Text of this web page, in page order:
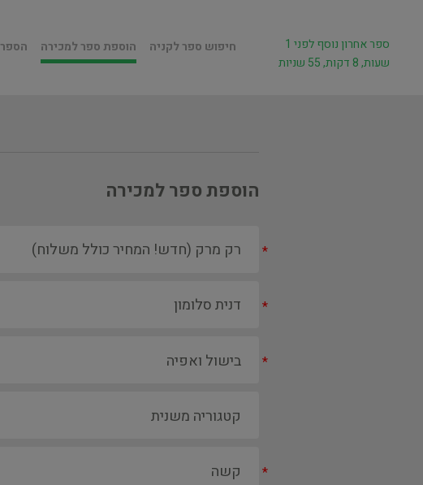
חיפוש ספר לקניה הוספת ספר למכירה
ספר אחרון נוסף לפני 1
שעות, 8 דקות, 55 שניות
הוספת ספר למכירה
*
*
*
*